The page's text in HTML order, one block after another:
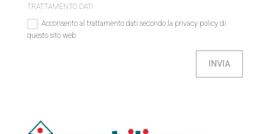
TRATTAMENTO DATI
Acconsento al trattamento dati secondo la privacy policy di
questo sito web
INVIA